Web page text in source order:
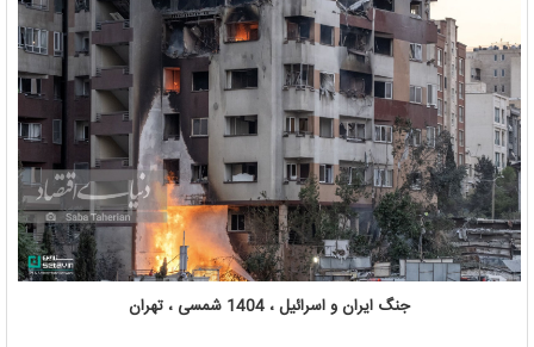
جنگ ایران و اسرائیل ، 1404 شمسی ، تهران